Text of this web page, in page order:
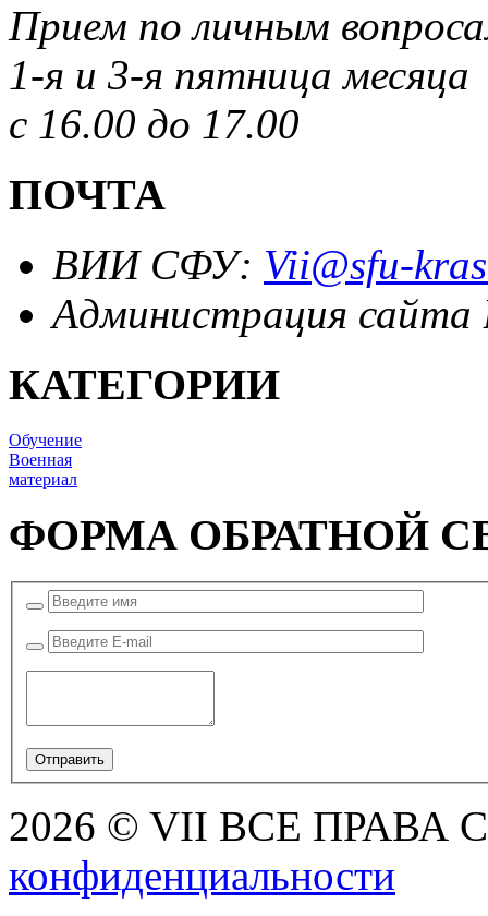
Прием по личным
1-я и 3-я пятница месяца
с 16.00 до 17.00
ПОЧТА
ВИИ СФУ: Vii@sfu-
Администрация
КАТЕГОРИИ
Обучение
Военная
материал
ФОРМА ОБРАТНОЙ
2026 © VII ВСЕ ПРАВА
конфиденциальности